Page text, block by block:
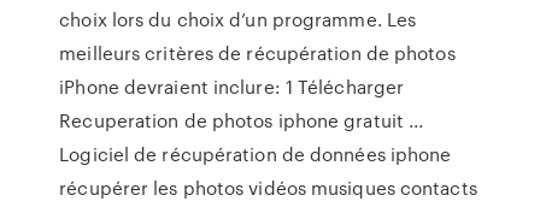
choix lors du choix d’un programme. Les
meilleurs critères de récupération de photos
iPhone devraient inclure: 1 Télécharger
Recuperation de photos iphone gratuit ...
Logiciel de récupération de données iphone
récupérer les photos vidéos musiques contacts